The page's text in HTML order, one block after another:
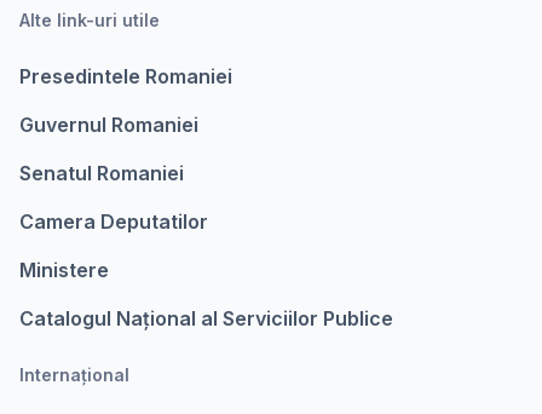
Alte link-uri utile
Presedintele Romaniei
Guvernul Romaniei
Senatul Romaniei
Camera Deputatilor
Ministere
Catalogul Național al Serviciilor Publice
Internațional